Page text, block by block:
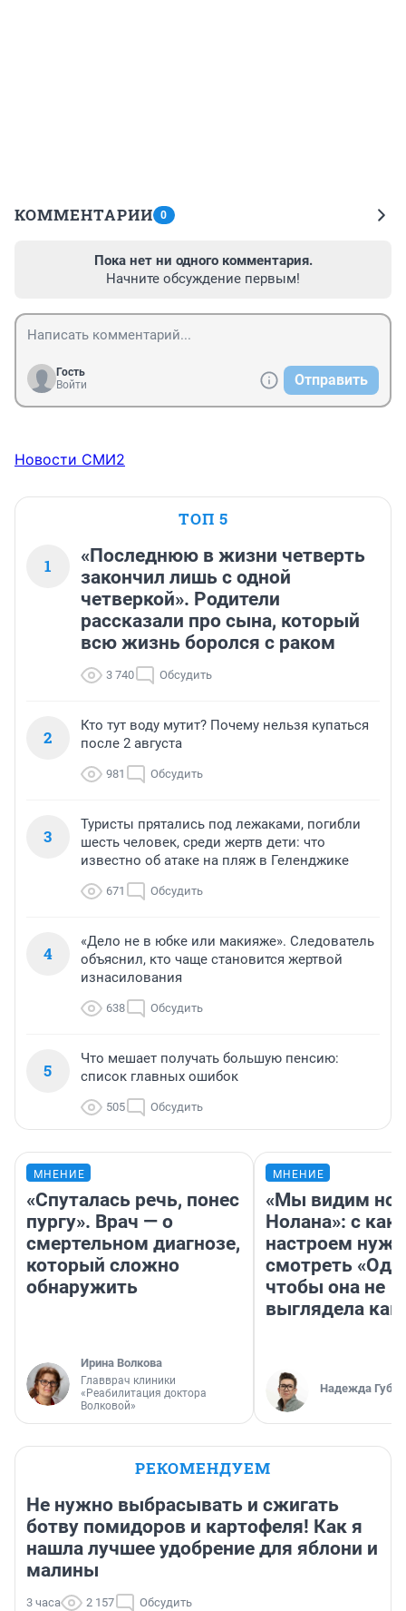
КОММЕНТАРИИ 0
Пока нет ни одного комментария.
Начните обсуждение первым!
Гость
Войти
Отправить
Новости СМИ2
ТОП 5
1
«Последнюю в жизни четверть
закончил лишь с одной
четверкой». Родители
рассказали про сына, который
всю жизнь боролся с раком
3 740 Обсудить
2
Кто тут воду мутит? Почему нельзя купаться
после 2 августа
981 Обсудить
3
Туристы прятались под лежаками, погибли
шесть человек, среди жертв дети: что
известно об атаке на пляж в Геленджике
671 Обсудить
4
«Дело не в юбке или макияже». Следователь
объяснил, кто чаще становится жертвой
изнасилования
638 Обсудить
5
Что мешает получать большую пенсию:
список главных ошибок
505 Обсудить
МНЕНИЕ
«Спуталась речь, понес
пургу». Врач — о
смертельном диагнозе,
который сложно
обнаружить
Ирина Волкова
Главврач клиники
«Реабилитация доктора
Волковой»
МНЕНИЕ
«Мы видим
Нолана»: с
настроем
смотреть
чтобы она не
выглядела как
Надежда
РЕКОМЕНДУЕМ
Не нужно выбрасывать и сжигать
ботву помидоров и картофеля! Как я
нашла лучшее удобрение для яблони и
малины
3 часа 2 157 Обсудить